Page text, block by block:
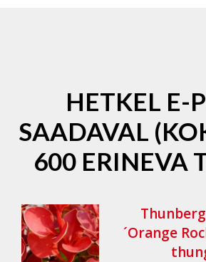
HETKEL E-
SAADAVAL
600 ERINEVA
´Orange